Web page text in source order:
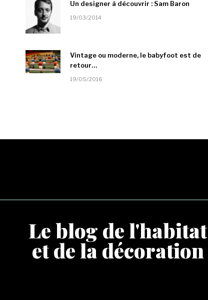
Un designer à découvrir : Sam Baron
19/03/2014
Vintage ou moderne, le babyfoot est de
retour…
19/05/2016
Le blog de l'habitat
et de la décoration